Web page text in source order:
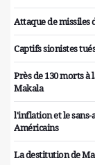
Attaque de missiles
Captifs sionistes
Près de 130 morts
Makala
l'inflation et le sans-
Américains
La destitution de